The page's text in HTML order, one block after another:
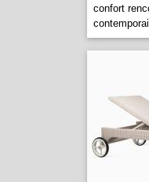
confort